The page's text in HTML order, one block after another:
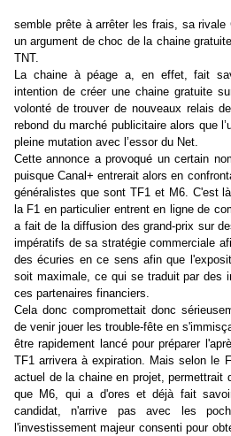
semble prête à arrêter les frais, sa
un argument de choc de la chaine
TNT.
La chaine à péage a, en effet, fait
intention de créer une chaine gratuite
volonté de trouver de nouveaux relais
rebond du marché publicitaire alors que
pleine mutation avec l’essor du Net.
Cette annonce a provoqué un certain
puisque Canal+ entrerait alors en
généralistes que sont TF1 et M6. C'est
la F1 en particulier entrent en ligne de
a fait de la diffusion des grand-prix sur
impératifs de sa stratégie commerciale
des écuries en ce sens afin que
soit maximale, ce qui se traduit par des
ces partenaires financiers.
Cela donc compromettait donc
de venir jouer les trouble-fête en
être rapidement lancé pour préparer
TF1 arrivera à expiration. Mais selon le
actuel de la chaine en projet, permettrait
que M6, qui a d'ores et déjà fait
candidat, n'arrive pas avec les
l'investissement majeur consenti pour